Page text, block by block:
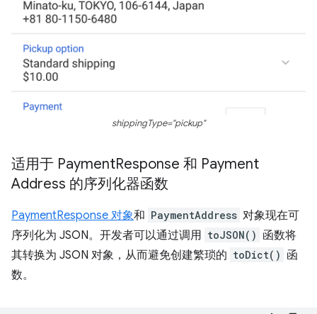
shippingType="pickup"
适用于 PaymentResponse 和 Payment
Address 的序列化器函数
PaymentResponse 对象和 PaymentAddress 对象现在可
序列化为 JSON。开发者可以通过调用 toJSON() 函数将
其转换为 JSON 对象，从而避免创建繁琐的 toDict() 函
数。